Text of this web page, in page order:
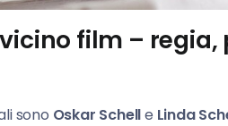
film –
sono Oskar Schelle Linda